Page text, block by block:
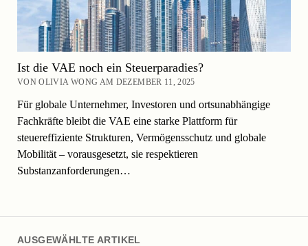
AUSGEWÄHLTE ARTIKEL
Ist die VAE noch ein Steuerparadies?
VON OLIVIA WONG AM DEZEMBER 11, 2025
Für globale Unternehmer, Investoren und ortsunabhängige
Fachkräfte bleibt die VAE eine starke Plattform für
steuereffiziente Strukturen, Vermögensschutz und globale
Mobilität – vorausgesetzt, sie respektieren
Substanzanforderungen…